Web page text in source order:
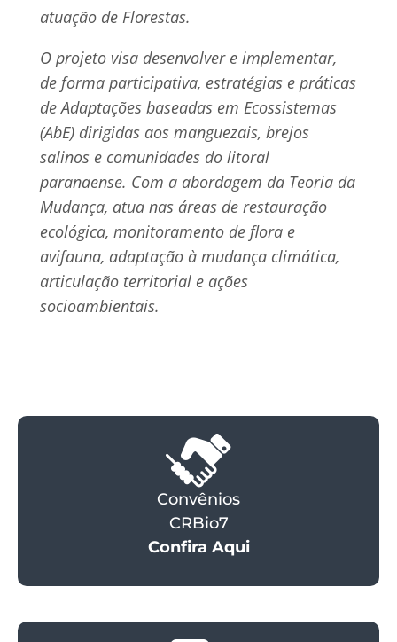
atuação de Florestas.
O projeto visa desenvolver e implementar,
de forma participativa, estratégias e práticas
de Adaptações baseadas em Ecossistemas
(AbE) dirigidas aos manguezais, brejos
salinos e comunidades do litoral
paranaense. Com a abordagem da Teoria da
Mudança, atua nas áreas de restauração
ecológica, monitoramento de flora e
avifauna, adaptação à mudança climática,
articulação territorial e ações
socioambientais.
Convênios
CRBio7
Confira Aqui